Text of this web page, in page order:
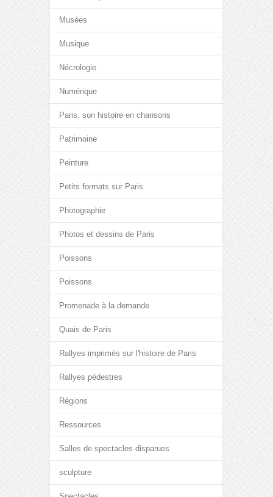
Musées
Musique
Nécrologie
Numérique
Paris, son histoire en chansons
Patrimoine
Peinture
Petits formats sur Paris
Photographie
Photos et dessins de Paris
Poissons
Poissons
Promenade à la demande
Quais de Paris
Rallyes imprimés sur l'histoire de Paris
Rallyes pédestres
Régions
Ressources
Salles de spectacles disparues
sculpture